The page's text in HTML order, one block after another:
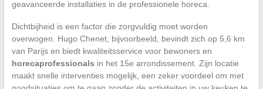
geavanceerde installaties in de professionele horeca.
Dichtbijheid is een factor die zorgvuldig moet worden
overwogen. Hugo Chenet, bijvoorbeeld, bevindt zich op 5,6 km
van Parijs en biedt kwaliteitsservice voor bewoners en
horecaprofessionals in het 15e arrondissement. Zijn locatie
maakt snelle interventies mogelijk, een zeker voordeel om met